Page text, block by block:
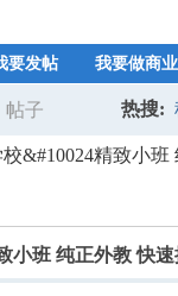
要发帖 我要做商
帖子
搜
索
热搜:
&#10024精致小
班 纯正外教 快